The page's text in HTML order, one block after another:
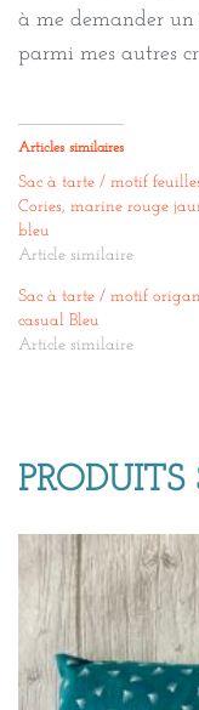
à me demander
parmi mes autres
Articles similaires
Sac à tarte / motif
Cories, marine rouge
bleu
Article similaire
Sac à tarte / motif
casual Bleu
Article similaire